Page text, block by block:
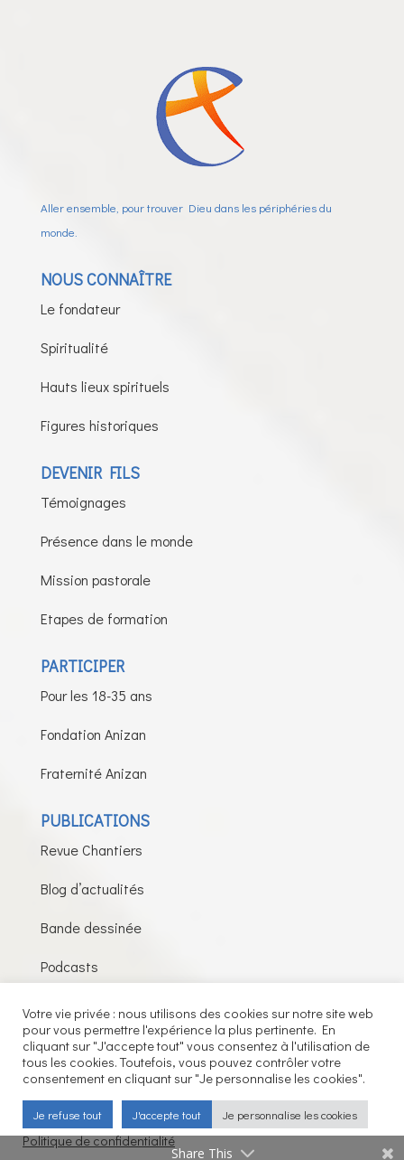
Aller ensemble, pour trouver Dieu dans les périphéries du
monde.
NOUS CONNAÎTRE
Le fondateur
Spiritualité
Hauts lieux spirituels
Figures historiques
DEVENIR FILS
Témoignages
Présence dans le monde
Mission pastorale
Etapes de formation
PARTICIPER
Pour les 18-35 ans
Fondation Anizan
Fraternité Anizan
PUBLICATIONS
Revue Chantiers
Blog d’actualités
Bande dessinée
Podcasts
Fils de la Charité © 2026 – Tous droits réservés –
Mentions légales
Votre vie privée : nous utilisons des cookies sur notre site web
pour vous permettre l'expérience la plus pertinente. En
cliquant sur "J'accepte tout" vous consentez à l'utilisation de
tous les cookies. Toutefois, vous pouvez contrôler votre
consentement en cliquant sur "Je personnalise les cookies".
Je refuse tout J'accepte tout Je personnalise les cookies
Politique de confidentialité
Share This